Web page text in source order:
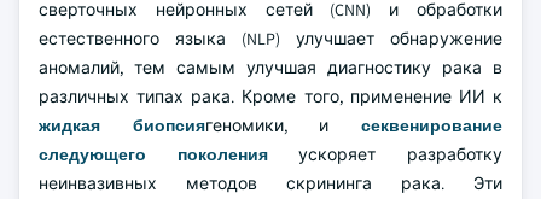
сверточных нейронных сетей (CNN) и обработки
естественного языка (NLP) улучшает обнаружение
аномалий, тем самым улучшая диагностику рака в
различных типах рака. Кроме того, применение ИИ к
жидкая биопсиягеномики, исеквенирование
следующего поколенияускоряет разработку
неинвазивных методов скрининга рака. Эти